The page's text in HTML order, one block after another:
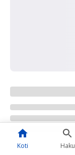
Koti Haku